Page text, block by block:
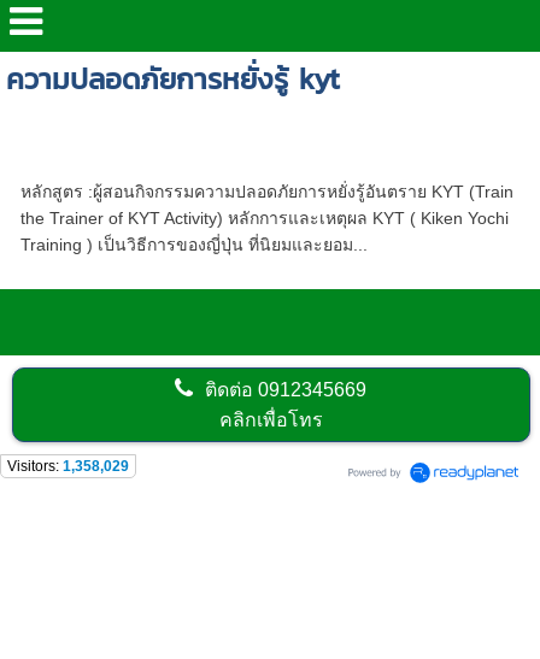
ความปลอดภัยการหยั่งรู้ kyt
หลักสูตร :ผู้สอนกิจกรรมความปลอดภัยการหยั่งรู้อันตราย KYT (Train
the Trainer of KYT Activity) หลักการและเหตุผล KYT ( Kiken Yochi
Training ) เป็นวิธีการของญี่ปุ่น ที่นิยมและยอม...
ติดต่อ0912345669
คลิกเพื่อโทร
Visitors: 1,358,029